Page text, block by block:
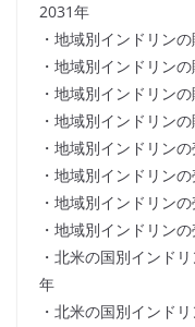
2031年
・地域別インドリン
・地域別インドリン
・地域別インドリン
・地域別インドリン
・地域別インドリン
・地域別インドリン
・地域別インドリン
・地域別インドリン
・北米の国別インド
年
・北米の国別インド